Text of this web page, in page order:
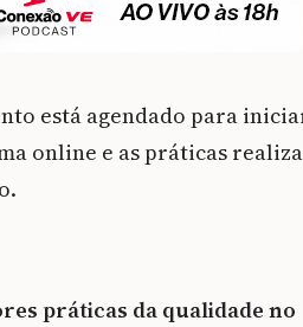
está agendado para
online e as práticas
práticas da qualidade no